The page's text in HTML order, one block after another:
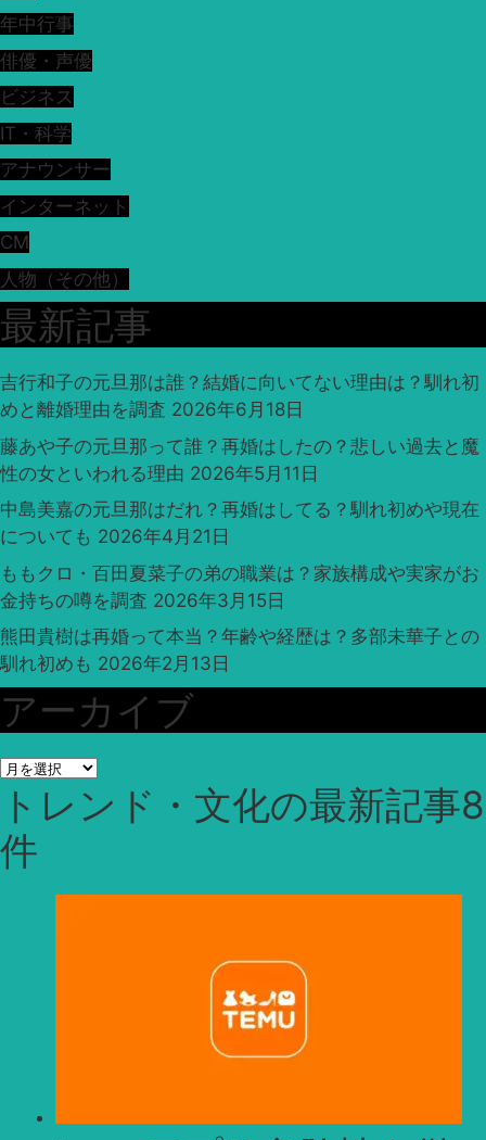
年中行事
俳優・声優
ビジネス
IT・科学
アナウンサー
インターネット
CM
人物（その他）
最新記事
吉行和子の元旦那は誰？結婚に向いてない理由は？馴れ初
めと離婚理由を調査 2026年6月18日
藤あや子の元旦那って誰？再婚はしたの？悲しい過去と魔
性の女といわれる理由 2026年5月11日
中島美嘉の元旦那はだれ？再婚はしてる？馴れ初めや現在
についても 2026年4月21日
ももクロ・百田夏菜子の弟の職業は？家族構成や実家がお
金持ちの噂を調査 2026年3月15日
熊田貴樹は再婚って本当？年齢や経歴は？多部未華子との
馴れ初めも 2026年2月13日
アーカイブ
ア
ー
カ
イ
ブ
トレンド・文化の最新記事8
件